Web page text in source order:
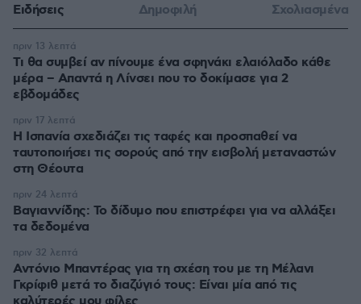
Ειδήσεις Δημοφιλή Σχολιασμένα
Τι θα συμβεί αν πίνουμε ένα σφηνάκι ελαιόλαδο κάθε
μέρα – Απαντά η Λίνσει που το δοκίμασε για 2
εβδομάδες
πριν 13 λεπτά
Η Ισπανία σχεδιάζει τις ταφές και προσπαθεί να
ταυτοποιήσει τις σορούς από την εισβολή μεταναστών
στη Θέουτα
πριν 17 λεπτά
Βαγιαννίδης: Το δίδυμο που επιστρέφει για να αλλάξει
τα δεδομένα
πριν 24 λεπτά
Αντόνιο Μπαντέρας για τη σχέση του με τη Μέλανι
Γκρίφιθ μετά το διαζύγιό τους: Είναι μία από τις
πριν 32 λεπτά